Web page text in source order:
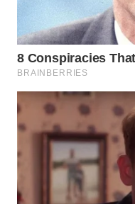
WAHANANEWS
CO ID
WAHANANEWS
NET
WAHANA
SPORT